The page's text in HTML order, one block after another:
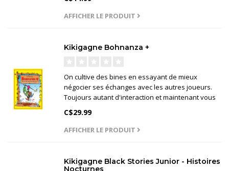
AFFICHER LE PRODUIT
Kikigagne Bohnanza +
On cultive des bines en essayant de mieux
négocier ses échanges avec les autres joueurs.
Toujours autant d'interaction et maintenant vous
pouvez même jouer à 2 joueurs ! Pour 2 à 7
joueurs, 12 ans+.
C$29.99
AFFICHER LE PRODUIT
Kikigagne Black Stories Junior - Histoires
Nocturnes